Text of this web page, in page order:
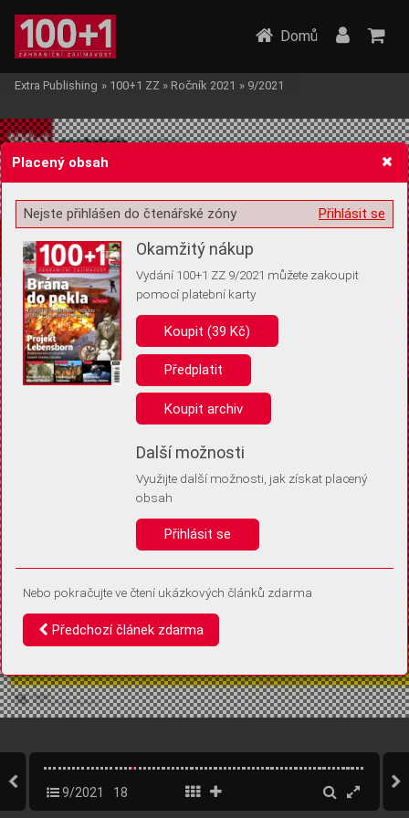
Žádost o souhlas s ukládáním volitelných informací
Pro základní fungování webu nepotřebujeme ukládat žádné informace
(tzv. cookies apod.). Rádi bychom vás ale požádali o souhlas s
uložením volitelných informací:
Anonymní unikátní ID
Díky němu příště poznáme, že se jedná o stejné zařízení, a
Identifikátor je zcela anonymní.
Vaše souhlasy a odmítnutí si ukládáme do vašeho zařízení, abychom se
vás už příště znovu neptali. Můžete je kdykoli později upravit ve Správě
Domů
Extra Publishing » 100+1 ZZ » Ročník 2021 » 9/2021
9/2021 18
Placený obsah
Přihlásit se
Nejste přihlášen do čtenářské zóny
Okamžitý nákup
Vydání 100+1 ZZ 9/2021 můžete zakoupit
pomocí platební karty
Koupit (39 Kč)
Předplatit
Koupit archiv
Další možnosti
Využijte další možnosti, jak získat placený
obsah
Přihlásit se
Nebo pokračujte ve čtení ukázkových článků zdarma
Předchozí článek zdarma